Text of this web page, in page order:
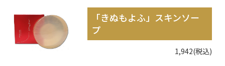
「きぬもよふ」スキンソー
プ
1,942(税込)